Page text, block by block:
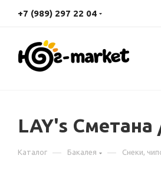
+7 (989) 297 22 04
LAY's Сметана
Каталог — Бакалея — Снеки,